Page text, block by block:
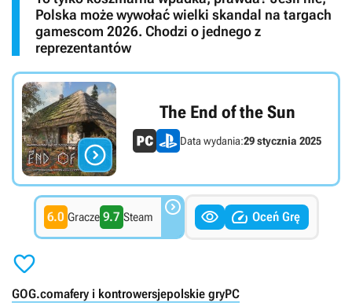
Polska może wywołać wielki skandal na targach
gamescom 2026. Chodzi o jednego z
reprezentantów

The End of the Sun
Data wydania:29 stycznia 2025
6.0 Gracze 9.7 Steam    Oceń Grę

GOG.comafery i kontrowersjepolskie gryPC